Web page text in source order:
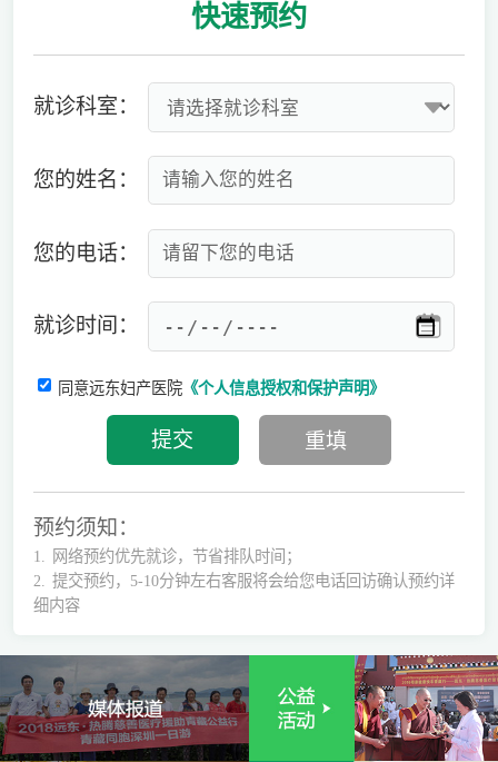
快速预约
就诊科室：
您的姓名：
您的电话：
就诊时间：
同意远东妇产医院《个人信息授权和保护声明》
预约须知：
1.
网络预约优先就诊，节省排队时间；
2.
提交预约，5-10分钟左右客服将会给您电话回访确认预约详
细内容